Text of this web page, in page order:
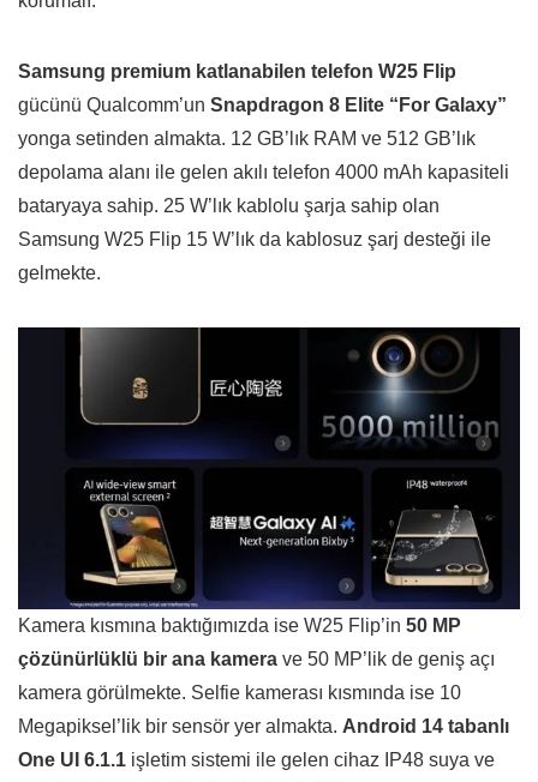
Samsung premium katlanabilen telefon W25 Flip
gücünü Qualcomm’un Snapdragon 8 Elite “For Galaxy”
yonga setinden almakta. 12 GB’lık RAM ve 512 GB’lık
depolama alanı ile gelen akılı telefon 4000 mAh kapasiteli
bataryaya sahip. 25 W’lık kablolu şarja sahip olan
Samsung W25 Flip 15 W’lık da kablosuz şarj desteği ile
gelmekte.
Kamera kısmına baktığımızda ise W25 Flip’in 50 MP
çözünürlüklü bir ana kamera ve 50 MP’lik de geniş açı
kamera görülmekte. Selfie kamerası kısmında ise 10
Megapiksel’lik bir sensör yer almakta. Android 14 tabanlı
One UI 6.1.1 işletim sistemi ile gelen cihaz IP48 suya ve